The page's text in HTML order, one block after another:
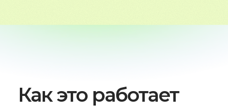
Как это работает